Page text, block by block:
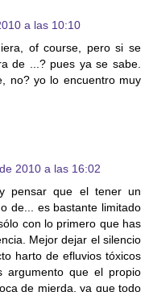
a las 10:10
of course, pero si se
de ...? pues ya se sabe.
no? yo lo encuentro muy
2010 a las 16:02
pensar que el tener un
de... es bastante limitado
con lo primero que has
Mejor dejar el silencio
harto de efluvios tóxicos
argumento que el propio
de mierda, ya que todo